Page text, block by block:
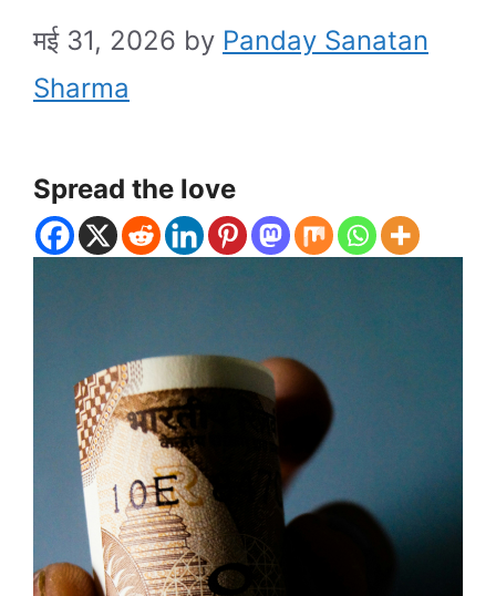
मई 31, 2026 by Panday Sanatan
Sharma
Spread the love